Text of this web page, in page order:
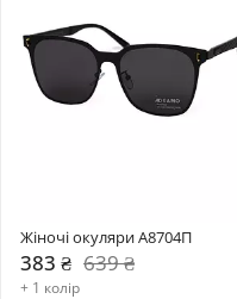
Жіночі окуляри А8704П
383 ₴ 639 ₴
+ 1 колір